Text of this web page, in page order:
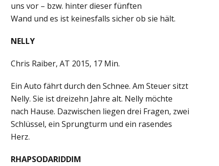
uns vor – bzw. hinter dieser fünften
Wand und es ist keinesfalls sicher ob sie hält.
NELLY
Chris Raiber, AT 2015, 17 Min.
Ein Auto fährt durch den Schnee. Am Steuer sitzt
Nelly. Sie ist dreizehn Jahre alt. Nelly möchte
nach Hause. Dazwischen liegen drei Fragen, zwei
Schlüssel, ein Sprungturm und ein rasendes
Herz.
RHAPSODARIDDIM